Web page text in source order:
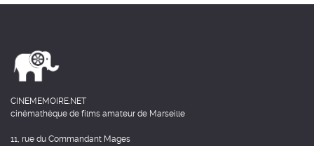
CINEMEMOIRE.NET
cinémathèque de films amateur de Marseille
11, rue du Commandant Mages